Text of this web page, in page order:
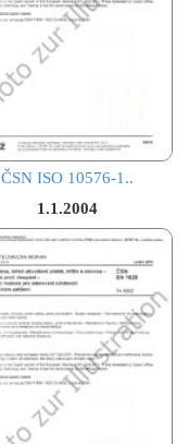
ČSN ISO 10576-1..
1.1.2004